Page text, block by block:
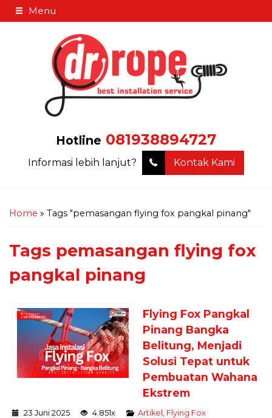
Menu
Hotline 081938894727
Informasi lebih lanjut? Kontak Kami
Home » Tags "pemasangan flying fox pangkal pinang"
Tags pemasangan flying fox
pangkal pinang
Flying Fox Pangkal
Pinang Bangka
Belitung, Menjadi
Solusi Tepat untuk
Pembuatan Wahana
Ekstrem
23 Juni 2025 4.851x Artikel Flying Fox